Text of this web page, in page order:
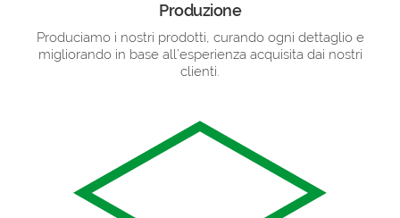
Produzione
Produciamo i nostri prodotti, curando ogni dettaglio e
migliorando in base all’esperienza acquisita dai nostri
clienti.